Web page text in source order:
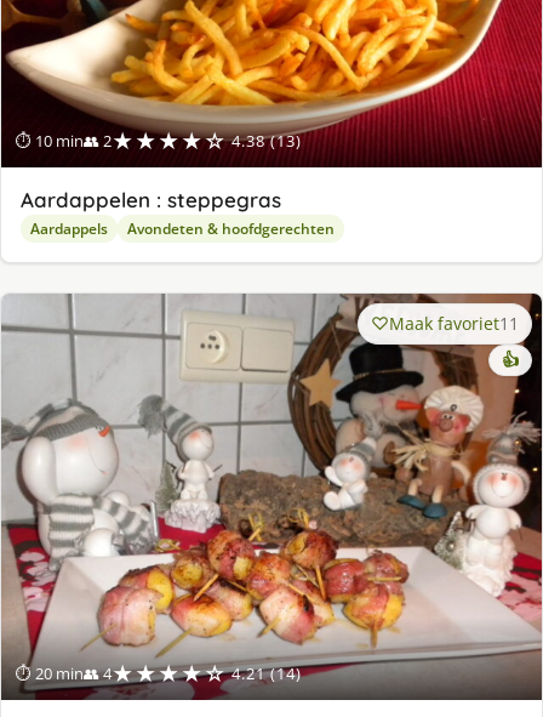
⏱ 10 min👥 2★★★★☆ 4.38 (13)
Aardappelen : steppegras
Aardappels Avondeten & hoofdgerechten
⏱ 20 min👥 4★★★★☆ 4.21 (14)
Maak favoriet11
👍